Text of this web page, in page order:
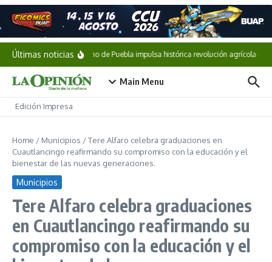
Saltar al contenido
Últimas noticiasGobierno de Puebla impulsa histórica revolución agrícola con
Main Menu
Edición Impresa
Home / Municipios /Tere Alfaro celebra graduaciones en
Cuautlancingo reafirmando su compromiso con la educación y el
bienestar de las nuevas generaciones.
Municipios
Tere Alfaro celebra graduaciones
en Cuautlancingo reafirmando su
compromiso con la educación y el